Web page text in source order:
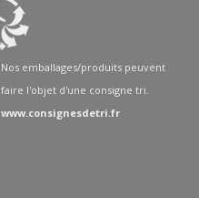
Nos emballages/produits peuvent
faire l'objet d'une consigne tri.
www.consignesdetri.fr